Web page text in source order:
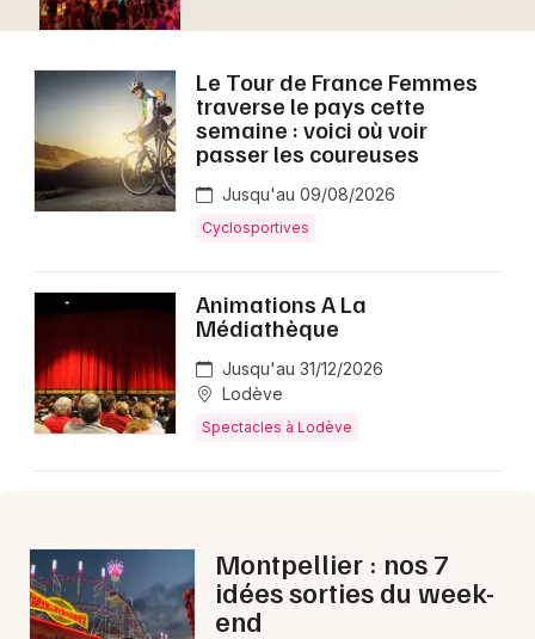
Concerts
Sports
Sorties famille
Sorties & loisirs
Aujourd'hui dans l' Hérault
Aujourd'hui en Languedoc-Roussillon
Aujourd'hui en Occitanie
Newsletter des sorties
Nice
Paris
Strasbourg
Toulouse
Toutes les villes
Le Tour de France Femmes
traverse le pays cette
semaine : voici où voir
passer les coureuses
Jusqu'au 09/08/2026
Cyclosportives
Animations A La
Médiathèque
Jusqu'au 31/12/2026
Lodève
Spectacles à Lodève
Montpellier : nos 7
idées sorties du week-
end